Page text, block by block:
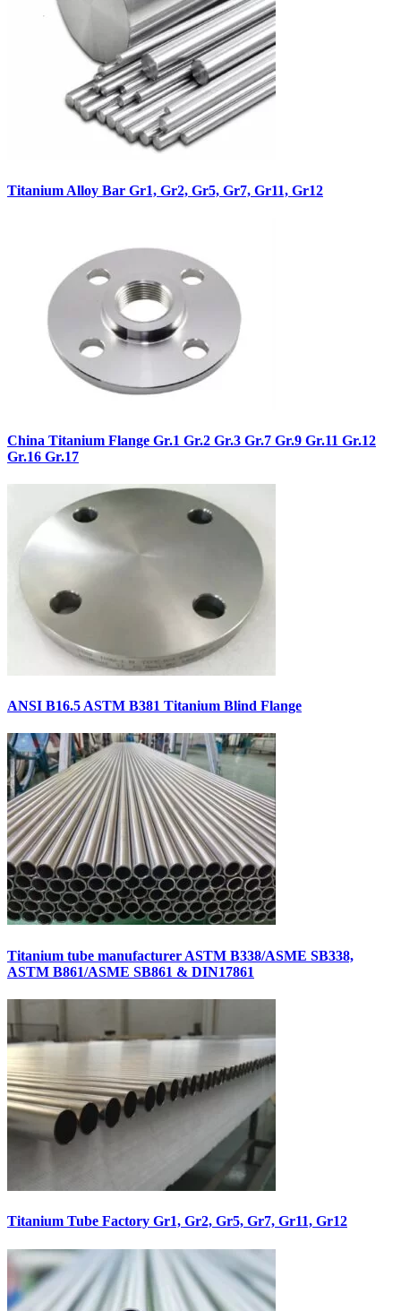
Titanium Alloy Bar Gr1, Gr2, Gr5, Gr7, Gr11, Gr12
China Titanium Flange Gr.1 Gr.2 Gr.3 Gr.7 Gr.9 Gr.11 Gr.12
Gr.16 Gr.17
ANSI B16.5 ASTM B381 Titanium Blind Flange
Titanium tube manufacturer ASTM B338/ASME SB338,
ASTM B861/ASME SB861 & DIN17861
Titanium Tube Factory Gr1, Gr2, Gr5, Gr7, Gr11, Gr12